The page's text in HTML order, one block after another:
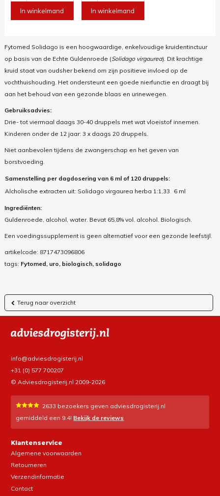
In winkelmand In winkelmand
Fytomed Solidago is een hoogwaardige, enkelvoudige kruidentinctuur
op basis van de Echte Guldenroede (Solidago virgaurea). Dit krachtige
kruid staat van oudsher bekend om zijn positieve invloed op de
vochthuishouding. Het ondersteunt een goede nierfunctie en draagt bij
aan het behoud van een gezonde blaas en urinewegen.
Gebruiksadvies:
Drie- tot viermaal daags 30-40 druppels met wat vloeistof innemen.
Kinderen onder de 12 jaar: 3 x daags 20 druppels.
Niet aanbevolen tijdens de zwangerschap en het geven van
borstvoeding.
Samenstelling per dagdosering van 6 ml of 120 druppels:
Alcholische extracten uit: Solidago virgaurea herba 1:1,33
6 ml
Ingrediënten:
Guldenroede, alcohol, water. Bevat 65,8% vol. alcohol. Biologisch.
Een voedingssupplement is geen alternatief voor een gezonde leefstijl.
artikelcode: 8717473096806
tags: Fytomed, uro, biologisch, solidago
Terug naar overzicht
info@adviesdrogisterij.nl
+31 (0) 577 700207
© Adviesdrogisterij.nl 2009-2026
2633 bezoekers geven adviesdrogisterij.nl
gemiddeld een 9.4! Bekijk de reviews
Klantenservice
Algemene voorwaarden
Retourneren
Verzendinformatie
Contact